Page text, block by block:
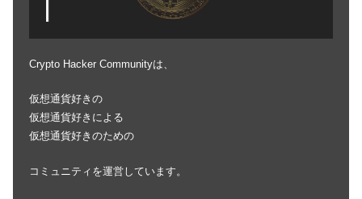
Crypto Hacker Communityは、
仮想通貨好きの
仮想通貨好きによる
仮想通貨好きのための
コミュニティを運営しています。